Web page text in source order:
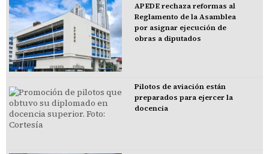
APEDE rechaza reformas al
Reglamento de la Asamblea
por asignar ejecución de
obras a diputados
Pilotos de aviación están
preparados para ejercer la
docencia